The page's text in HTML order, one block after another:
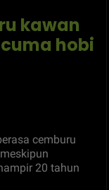
kawan
hobi
cemburu
20 tahun